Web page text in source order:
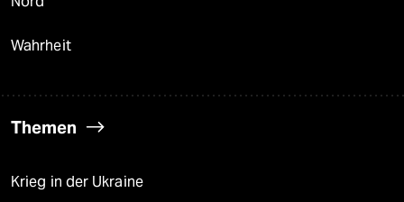
Wahrheit
Themen
Krieg in der Ukraine